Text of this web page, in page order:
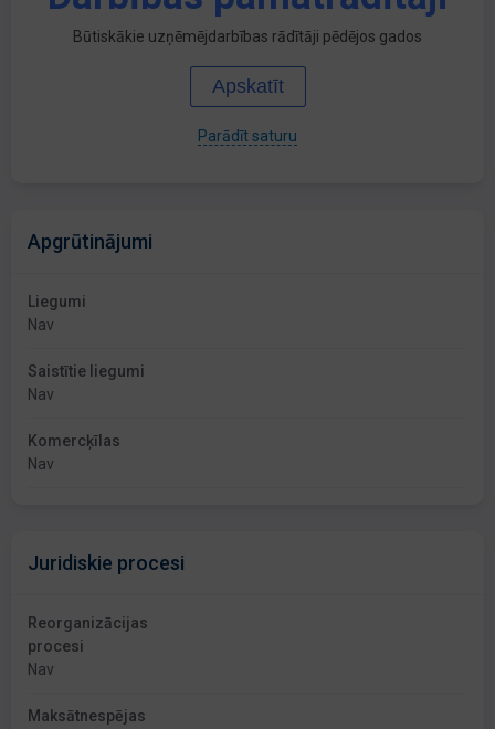
Būtiskākie uzņēmējdarbības rādītāji pēdējos gados
Apskatīt
Parādīt saturu
Apgrūtinājumi
Liegumi
Nav
Saistītie liegumi
Nav
Komercķīlas
Nav
Juridiskie procesi
Reorganizācijas
procesi
Nav
Maksātnespējas